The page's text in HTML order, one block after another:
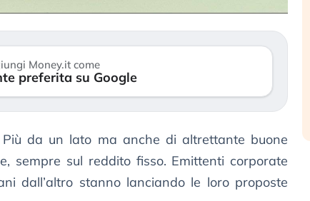
Money.it come
preferita su Google
da un lato ma anche di altrettante buone
sempre sul reddito fisso. Emittenti corporate
dall’altro stanno lanciando le loro proposte
ripetendo gli errori del 2008?
sempre più sganciata dall’economia
reale. (…)
24 luglio 2026